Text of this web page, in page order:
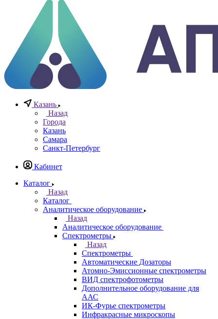
+7 (812) 640-40-13
По всем вопросам
8 800 777 20 78 Отдел неразрушающего контроля
+7 965 786 38 77
Отдел контрольно измерительных приборов
Заказать звонок
0
Казань
Назад
Города
Санкт-Петербург